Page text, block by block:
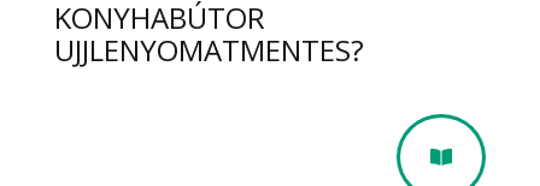
KONYHABÚTOR
UJJLENYOMATMENTES?
